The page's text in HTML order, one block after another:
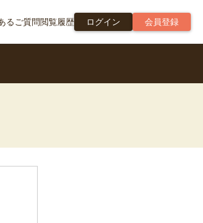
るご質問閲覧履歴 ログイン 会員登録